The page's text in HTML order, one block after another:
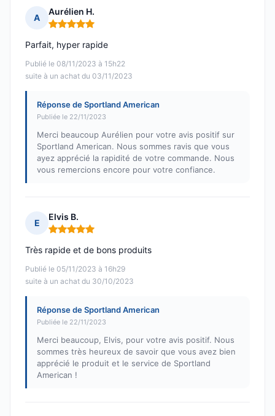
A
Aurélien H.
Note : 5 sur 5
Publié le 08/11/2023 à 15h22
suite à un achat du 03/11/2023
Parfait, hyper rapide
Réponse de Sportland American
Publiée le 22/11/2023
Merci beaucoup Aurélien pour votre avis positif sur
Sportland American. Nous sommes ravis que vous
ayez apprécié la rapidité de votre commande. Nous
vous remercions encore pour votre confiance.
E
Elvis B.
Note : 5 sur 5
Publié le 05/11/2023 à 16h29
suite à un achat du 30/10/2023
Très rapide et de bons produits
Réponse de Sportland American
Publiée le 22/11/2023
Merci beaucoup, Elvis, pour votre avis positif. Nous
sommes très heureux de savoir que vous avez bien
apprécié le produit et le service de Sportland
American !